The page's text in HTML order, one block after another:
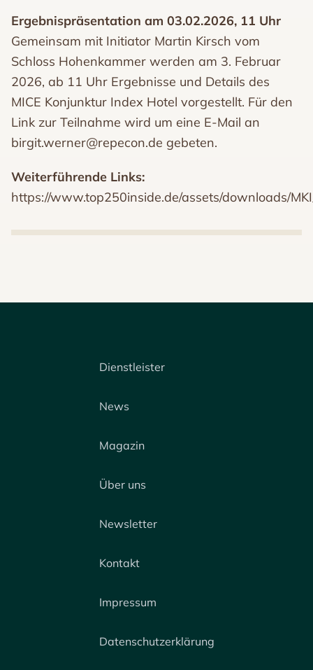
Ergebnispräsentation am 03.02.2026, 11 Uhr
Gemeinsam mit Initiator Martin Kirsch vom
Schloss Hohenkammer werden am 3. Februar
2026, ab 11 Uhr Ergebnisse und Details des
MICE Konjunktur Index Hotel vorgestellt. Für den
Link zur Teilnahme wird um eine E-Mail an
birgit.werner@repecon.de gebeten.
Weiterführende Links:
https://www.top250inside.de/assets/downloads/
Dienstleister
News
Magazin
Über uns
Newsletter
Kontakt
Impressum
Datenschutzerklärung